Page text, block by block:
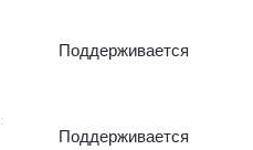
Поддерживается
Поддерживается